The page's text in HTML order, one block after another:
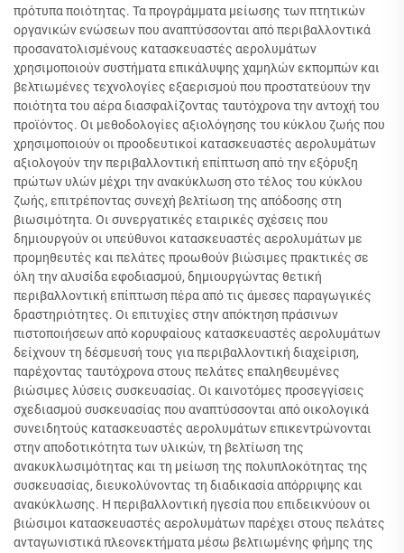
πρότυπα ποιότητας. Τα προγράμματα μείωσης των πτητικών
οργανικών ενώσεων που αναπτύσσονται από περιβαλλοντικά
προσανατολισμένους κατασκευαστές αερολυμάτων
χρησιμοποιούν συστήματα επικάλυψης χαμηλών εκπομπών και
βελτιωμένες τεχνολογίες εξαερισμού που προστατεύουν την
ποιότητα του αέρα διασφαλίζοντας ταυτόχρονα την αντοχή του
προϊόντος. Οι μεθοδολογίες αξιολόγησης του κύκλου ζωής που
χρησιμοποιούν οι προοδευτικοί κατασκευαστές αερολυμάτων
αξιολογούν την περιβαλλοντική επίπτωση από την εξόρυξη
πρώτων υλών μέχρι την ανακύκλωση στο τέλος του κύκλου
ζωής, επιτρέποντας συνεχή βελτίωση της απόδοσης στη
βιωσιμότητα. Οι συνεργατικές εταιρικές σχέσεις που
δημιουργούν οι υπεύθυνοι κατασκευαστές αερολυμάτων με
προμηθευτές και πελάτες προωθούν βιώσιμες πρακτικές σε
όλη την αλυσίδα εφοδιασμού, δημιουργώντας θετική
περιβαλλοντική επίπτωση πέρα από τις άμεσες παραγωγικές
δραστηριότητες. Οι επιτυχίες στην απόκτηση πράσινων
πιστοποιήσεων από κορυφαίους κατασκευαστές αερολυμάτων
δείχνουν τη δέσμευσή τους για περιβαλλοντική διαχείριση,
παρέχοντας ταυτόχρονα στους πελάτες επαληθευμένες
βιώσιμες λύσεις συσκευασίας. Οι καινοτόμες προσεγγίσεις
σχεδιασμού συσκευασίας που αναπτύσσονται από οικολογικά
συνειδητούς κατασκευαστές αερολυμάτων επικεντρώνονται
στην αποδοτικότητα των υλικών, τη βελτίωση της
ανακυκλωσιμότητας και τη μείωση της πολυπλοκότητας της
συσκευασίας, διευκολύνοντας τη διαδικασία απόρριψης και
ανακύκλωσης. Η περιβαλλοντική ηγεσία που επιδεικνύουν οι
βιώσιμοι κατασκευαστές αερολυμάτων παρέχει στους πελάτες
ανταγωνιστικά πλεονεκτήματα μέσω βελτιωμένης φήμης της